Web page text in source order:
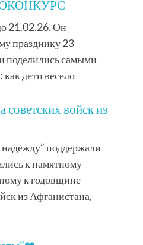
21.02.26. Он
празднику 23
поделились самыми
дети весело
войск из
поддержали
к памятному
к годовщине
из Афганистана,